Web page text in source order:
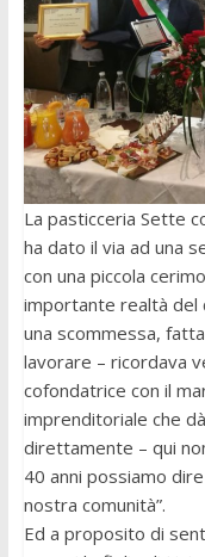
La pasticceria Sette
ha dato il via ad una
con una piccola
importante realtà del
una scommessa,
lavorare – ricordava
cofondatrice con il
imprenditoriale che
direttamente – qui
40 anni possiamo
nostra comunità”.
Ed a proposito di